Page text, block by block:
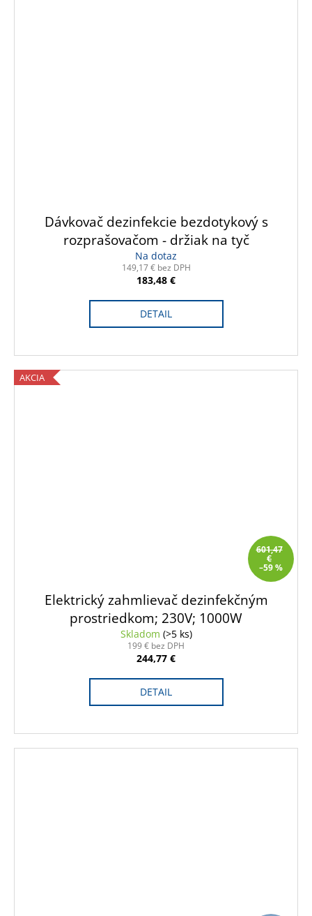
Dávkovač dezinfekcie bezdotykový s
rozprašovačom - držiak na tyč
Na dotaz
149,17 € bez DPH
183,48 €
DETAIL
AKCIA
601,47
€
–59 %
Elektrický zahmlievač dezinfekčným
prostriedkom; 230V; 1000W
Skladom (>5 ks)
199 € bez DPH
244,77 €
DETAIL